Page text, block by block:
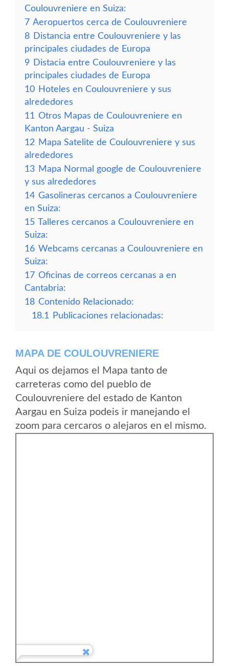
Coulouvreniere en Suiza:
7 Aeropuertos cerca de Coulouvreniere
8 Distancia entre Coulouvreniere y las
principales ciudades de Europa
9 Distacia entre Coulouvreniere y las
principales ciudades de Europa
10 Hoteles en Coulouvreniere y sus
alrededores
11 Otros Mapas de Coulouvreniere en
Kanton Aargau - Suiza
12 Mapa Satelite de Coulouvreniere y sus
alrededores
13 Mapa Normal google de Coulouvreniere
y sus alrededores
14 Gasolineras cercanos a Coulouvreniere
en Suiza:
15 Talleres cercanos a Coulouvreniere en
Suiza:
16 Webcams cercanas a Coulouvreniere en
Suiza:
17 Oficinas de correos cercanas a en
Cantabria:
18 Contenido Relacionado:
18.1
Publicaciones relacionadas:
MAPA DE COULOUVRENIERE
Aqui os dejamos el Mapa tanto de
carreteras como del pueblo de
Coulouvreniere del estado de Kanton
Aargau en Suiza podeis ir manejando el
zoom para cercaros o alejaros en el mismo.